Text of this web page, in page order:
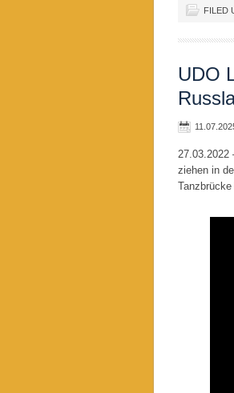
FILED
UDO
27.03.2022
ziehen in